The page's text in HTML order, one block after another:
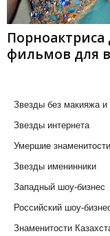
фильмов для
Звезды без макияжа
Звезды интернета
Умершие знаменитости
Звезды именинники
Западный шоу-бизнес
Российский шоу-
Знаменитости